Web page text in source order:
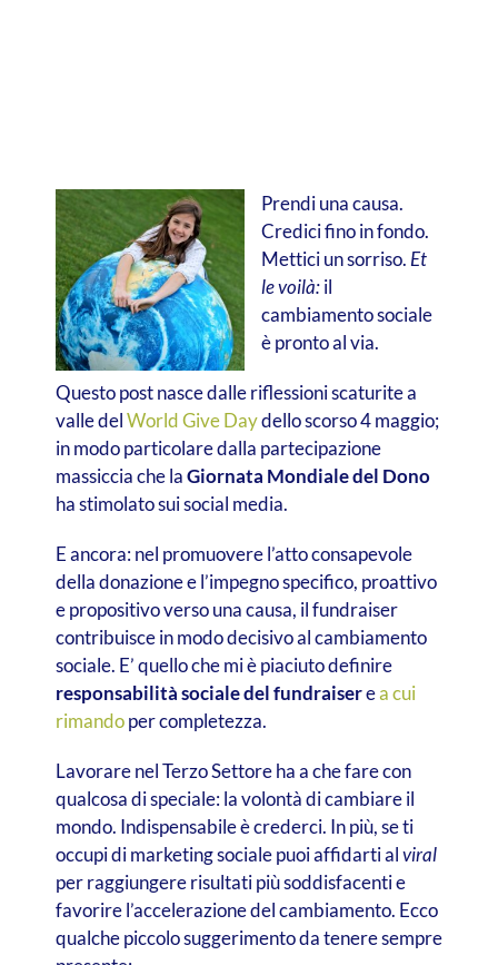
Prendi una causa.
Credici fino in fondo.
Mettici un sorriso. Et
le voilà:il
cambiamento sociale
è pronto al via.
Questo post nasce dalle riflessioni scaturite a
valle delWorld Give Daydello scorso 4 maggio;
in modo particolare dalla partecipazione
massiccia che laGiornata Mondiale del Dono
ha stimolato sui social media.
E ancora: nel promuovere l’atto consapevole
della donazione e l’impegno specifico, proattivo
e propositivo verso una causa, il fundraiser
contribuisce in modo decisivo al cambiamento
sociale. E’ quello che mi è piaciuto definire
responsabilità sociale del fundraiserea cui
rimandoper completezza.
Lavorare nel Terzo Settore ha a che fare con
qualcosa di speciale: la volontà di cambiare il
mondo. Indispensabile è crederci. In più, se ti
occupi di marketing sociale puoi affidarti alviral
per raggiungere risultati più soddisfacenti e
favorire l’accelerazione del cambiamento. Ecco
qualche piccolo suggerimento da tenere sempre